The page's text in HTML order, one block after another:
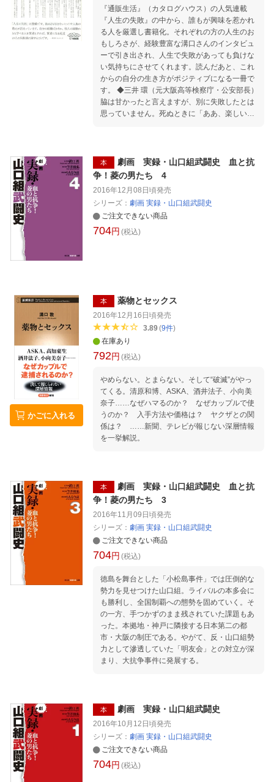
か。つまり山口組は内外ともに危機を迎え、時
代の曲がり角にさしかかっているから、三つの
山口組の鼎立状態、つまり「山口組三国志」が
生まれたとも考えられる。何らかの新しい方
法、システムを手にしなければ、彼らの明日ど
ころか、今日がないのだ。 はじめに 第一章 任
侠山口組の誕生 第二章 織田絆誠 男の売り出し
第三章 検証・五代目山口組 第四章 検証・六代
目山口組 第五章 実録・神戸山口組の設立 第六
章 山口組両派の和解工作 第七章 検証・神戸山
『通販生活』（カタログハウス）の人気連載
『人生の失敗』の中から、誰もが興味を惹かれ
る人を厳選し書籍化。それぞれの方の人生のお
もしろさが、経験豊富な溝口さんのインタビュ
ーで引き出され、人生で失敗があっても負けな
い気持ちにさせてくれます。読んだあと、これ
からの自分の生き方がポジティブになる一冊で
す。 ◆三井 環（元大阪高等検察庁・公安部長）
脇は甘かったと言えますが、別に失敗したとは
思っていません。死ぬときに「ああ、楽しい人
選出馬は、沖縄にとっても私にとってもよかっ
たと思います。 ◆後藤政志（元原子炉格納容器
ても立ってもいられなくなった。黙っていたら
必ず後悔すると思い、表に出て発言し始めたん
です。 ◆島田洋七（漫才師） ばあちゃんの影響
で、おれ、失敗しても、まず笑う。失敗って喜
ング世界チャンピオン） 私が人とちょっと違っ
たのは、転んでもただでは起きなかったことで
すかね。負けの中で何かを自分の糧にしていた
ありと言うけど、山も楽しいし、谷も楽しい。
貧しさにも恵まれたからこそ楽しいといえると
ましたが、首相として米国に対等な関係を求め
たのは当然のことだったと思います。 ……
本
劇画 実録・山口組武闘史 血と抗
争！菱の男たち 4
2016年12月08日頃発売
シリーズ： 劇画 実録・山口組武闘史
ご注文できない商品
704円 (税込)
かごに入れる
本 薬物とセックス
2016年12月16日頃発売
3.89(9件)
在庫あり
792円 (税込)
やめらない。とまらない。そして“破滅”がやっ
てくる。清原和博、ASKA、酒井法子、小向美
奈子……なぜハマるのか？ なぜカップルで使
うのか？ 入手方法や価格は？ ヤクザとの関
係は？ ……新聞、テレビが報じない深層情報
を一挙解説。
本
劇画 実録・山口組武闘史 血と抗
争！菱の男たち 3
2016年11月09日頃発売
シリーズ： 劇画 実録・山口組武闘史
ご注文できない商品
704円 (税込)
徳島を舞台とした「小松島事件」では圧倒的な
勢力を見せつけた山口組。ライバルの本多会に
も勝利し、全国制覇への態勢を固めていく。そ
の一方、手つかずのまま残されていた課題もあ
った。本拠地・神戸に隣接する日本第二の都
市・大阪の制圧である。やがて、反・山口組勢
力として滲透していた「明友会」との対立が深
まり、大抗争事件に発展する。
本 劇画 実録・山口組武闘史
2016年10月12日頃発売
シリーズ： 劇画 実録・山口組武闘史
ご注文できない商品
704円 (税込)